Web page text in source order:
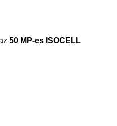
50 MP-es ISOCELL